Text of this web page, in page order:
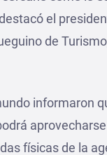
el
de
informaron
físicas de la